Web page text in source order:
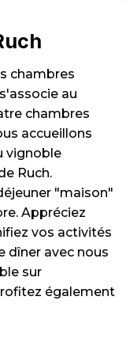
chambres
au
chambres
accueillons
vignoble
Ruch.
"maison"
Appréciez
vos activités
dîner avec nous
sur
également